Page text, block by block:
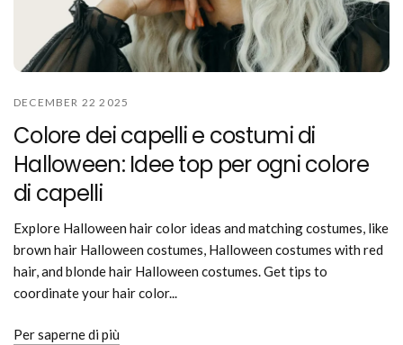
DECEMBER 22 2025
Colore dei capelli e costumi di
Halloween: Idee top per ogni colore
di capelli
Explore Halloween hair color ideas and matching costumes, like
brown hair Halloween costumes, Halloween costumes with red
hair, and blonde hair Halloween costumes. Get tips to
coordinate your hair color...
Per saperne di più